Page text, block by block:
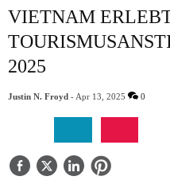
REISEN - TOP 10
PRESSEMITTEILUNGEN
ÜBER UNS
VIETNAM
2025
Justin N. Froyd - Apr 13, 2025 0